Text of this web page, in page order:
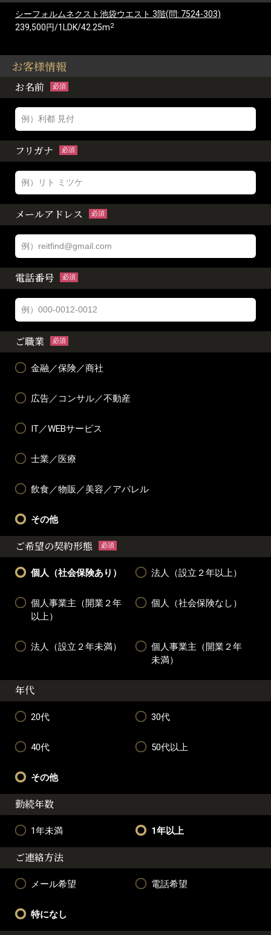
シーフォルムネクスト池袋ウエスト 3階(問: 7524-303)
239,500円/1LDK/42.25m2
お客様情報
お名前 必須
フリガナ 必須
メールアドレス 必須
電話番号 必須
ご職業 必須
金融／保険／商社
広告／コンサル／不動産
IT／WEBサービス
士業／医療
飲食／物販／美容／アパレル
その他
ご希望の契約形態 必須
個人（社会保険あり） 法人（設立２年以上）
個人事業主（開業２年
以上）
個人（社会保険なし）
法人（設立２年未満）
個人事業主（開業２年
未満）
年代
20代 30代
40代 50代以上
その他
勤続年数
1年未満 1年以上
ご連絡方法
メール希望 電話希望
特になし